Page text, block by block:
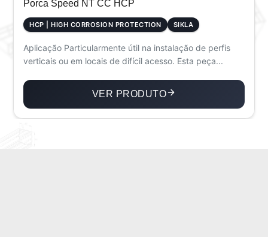
Porca Speed NT CC HCP
HCP | HIGH CORROSION PROTECTION SIKLA
Aplicação Particularmente útil na instalação de perfis
verticais ou em locais de difícil acesso. Esta peça...
VER PRODUTO